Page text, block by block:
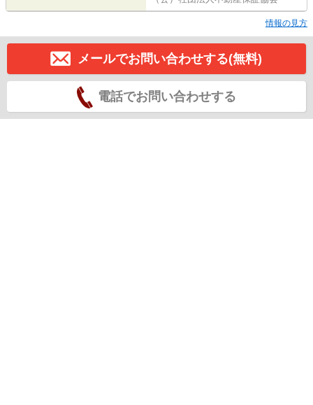
情報の見方
メールでお問い合わせする(無料)
電話でお問い合わせする